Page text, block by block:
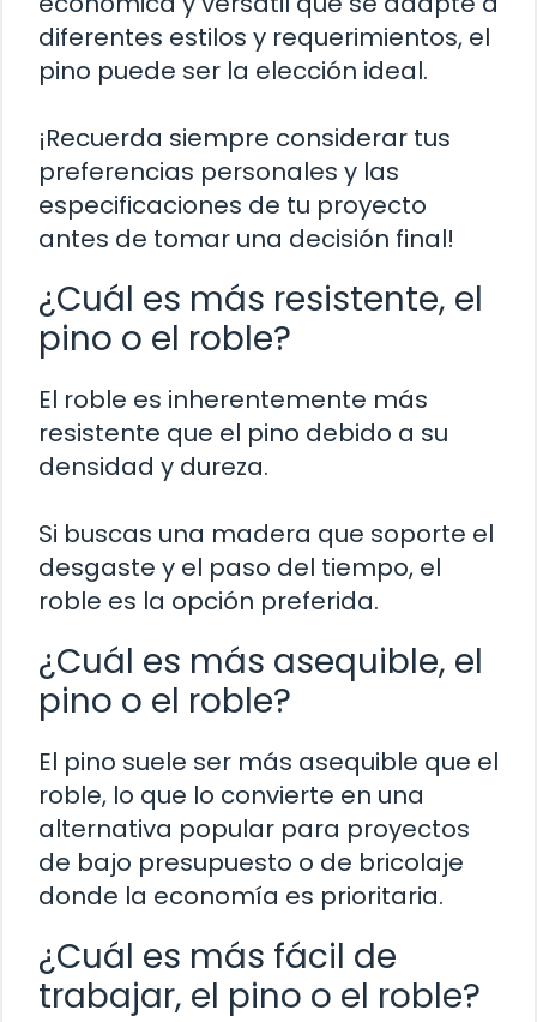
diferentes estilos y requerimientos, el
pino puede ser la elección ideal.
¡Recuerda siempre considerar tus
preferencias personales y las
especificaciones de tu proyecto
antes de tomar una decisión final!
¿Cuál es más resistente, el
pino o el roble?
El roble es inherentemente más
resistente que el pino debido a su
densidad y dureza.
Si buscas una madera que soporte el
desgaste y el paso del tiempo, el
roble es la opción preferida.
¿Cuál es más asequible, el
pino o el roble?
El pino suele ser más asequible que el
roble, lo que lo convierte en una
alternativa popular para proyectos
de bajo presupuesto o de bricolaje
donde la economía es prioritaria.
¿Cuál es más fácil de
trabajar, el pino o el roble?